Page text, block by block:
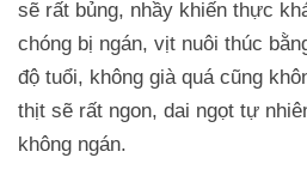
sẽ rất bủng, nhầy khiến thực
chóng bị ngán, vịt nuôi thúc
độ tuổi, không già quá cũng
thịt sẽ rất ngon, dai ngọt tự
không ngán.